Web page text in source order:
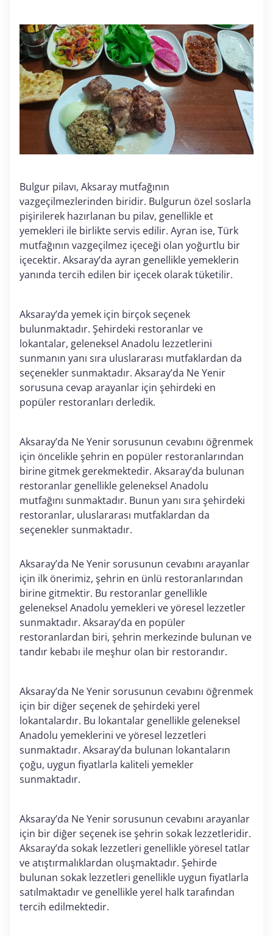
Bulgur pilavı, Aksaray mutfağının
vazgeçilmezlerinden biridir. Bulgurun özel soslarla
pişirilerek hazırlanan bu pilav, genellikle et
yemekleri ile birlikte servis edilir. Ayran ise, Türk
mutfağının vazgeçilmez içeceği olan yoğurtlu bir
içecektir. Aksaray’da ayran genellikle yemeklerin
yanında tercih edilen bir içecek olarak tüketilir.
Aksaray’da yemek için birçok seçenek
bulunmaktadır. Şehirdeki restoranlar ve
lokantalar, geleneksel Anadolu lezzetlerini
sunmanın yanı sıra uluslararası mutfaklardan da
seçenekler sunmaktadır. Aksaray’da Ne Yenir
sorusuna cevap arayanlar için şehirdeki en
popüler restoranları derledik.
Aksaray’da Ne Yenir sorusunun cevabını öğrenmek
için öncelikle şehrin en popüler restoranlarından
birine gitmek gerekmektedir. Aksaray’da bulunan
restoranlar genellikle geleneksel Anadolu
mutfağını sunmaktadır. Bunun yanı sıra şehirdeki
restoranlar, uluslararası mutfaklardan da
seçenekler sunmaktadır.
Aksaray’da Ne Yenir sorusunun cevabını arayanlar
için ilk önerimiz, şehrin en ünlü restoranlarından
birine gitmektir. Bu restoranlar genellikle
geleneksel Anadolu yemekleri ve yöresel lezzetler
sunmaktadır. Aksaray’da en popüler
restoranlardan biri, şehrin merkezinde bulunan ve
tandır kebabı ile meşhur olan bir restorandır.
Aksaray’da Ne Yenir sorusunun cevabını öğrenmek
için bir diğer seçenek de şehirdeki yerel
lokantalardır. Bu lokantalar genellikle geleneksel
Anadolu yemeklerini ve yöresel lezzetleri
sunmaktadır. Aksaray’da bulunan lokantaların
çoğu, uygun fiyatlarla kaliteli yemekler
sunmaktadır.
Aksaray’da Ne Yenir sorusunun cevabını arayanlar
için bir diğer seçenek ise şehrin sokak lezzetleridir.
Aksaray’da sokak lezzetleri genellikle yöresel tatlar
ve atıştırmalıklardan oluşmaktadır. Şehirde
bulunan sokak lezzetleri genellikle uygun fiyatlarla
satılmaktadır ve genellikle yerel halk tarafından
tercih edilmektedir.